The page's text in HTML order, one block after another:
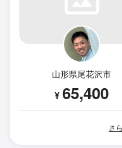
山形県尾花沢市
¥65,400
さ